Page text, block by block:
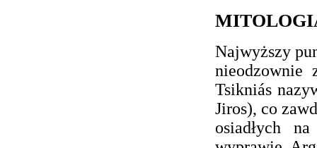
Najwyższy
nieodzownie
Tsikniás
Jiros), co
osiadłych